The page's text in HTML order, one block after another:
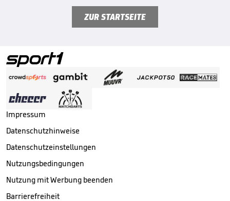
ZUR STARTSEITE
Impressum
Datenschutzhinweise
Datenschutzeinstellungen
Nutzungsbedingungen
Nutzung mit Werbung beenden
Barrierefreiheit